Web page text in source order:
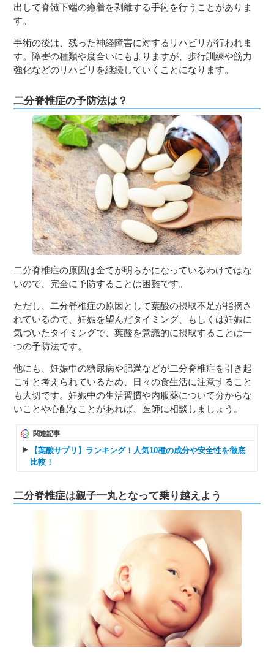
出して脊髄下端の癒着を剥離する手術を行うことがありま
す。
手術の後は、残った神経障害に対するリハビリが行われま
す。障害の種類や度合いにもよりますが、歩行訓練や筋力
強化などのリハビリを継続していくことになります。
二分脊椎症の予防法は？
二分脊椎症の原因は全てが明らかになっているわけではな
いので、完全に予防することは困難です。
ただし、二分脊椎症の原因として葉酸の摂取不足が指摘さ
れているので、妊娠を望んだタイミング、もしくは妊娠に
気づいたタイミングで、葉酸を意識的に摂取することは一
つの予防法です。
他にも、妊娠中の糖尿病や肥満などが二分脊椎症を引き起
こすと考えられているため、日々の食生活に注意すること
も大切です。妊娠中の生活習慣や内服薬について分からな
いことや心配なことがあれば、医師に相談しましょう。
関連記事
【葉酸サプリ】ランキング！人気10種の成分や安全性を徹底
比較！
二分脊椎症は親子一丸となって乗り越えよう